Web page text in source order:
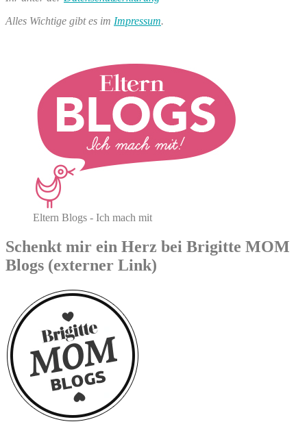
Alles Wichtige gibt es im Impressum.
Eltern Blogs - Ich mach mit
Schenkt mir ein Herz bei Brigitte MOM
Blogs (externer Link)